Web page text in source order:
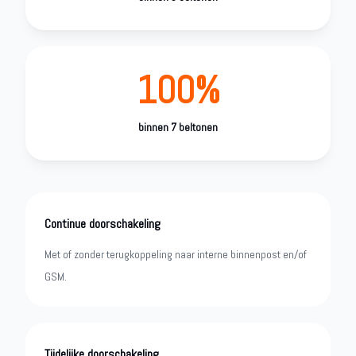
100%
binnen 7 beltonen
Continue doorschakeling
Met of zonder terugkoppeling naar interne binnenpost en/of
GSM.